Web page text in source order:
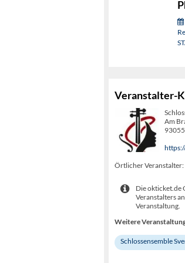
Veranstalter-
Am
Örtlicher Veranstalter:
Die okticket.de
Veranstalters
Veranstaltung.
Weitere
Schlossensemble